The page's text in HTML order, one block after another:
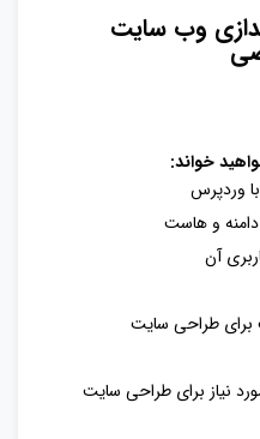
وب سایت
خواند:
وردپرس
و هاست
آن
برای طراحی سایت
نیاز برای طراحی سایت